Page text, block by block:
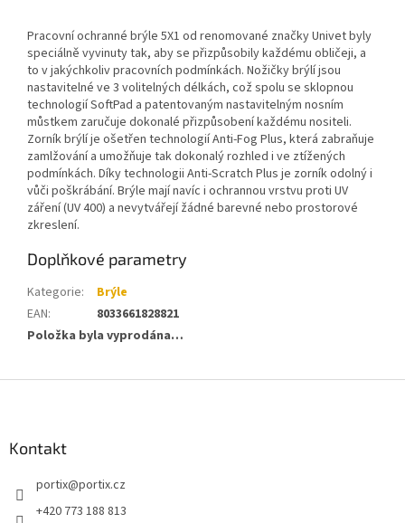
Pracovní ochranné brýle 5X1 od renomované značky Univet byly
speciálně vyvinuty tak, aby se přizpůsobily každému obličeji, a
to v jakýchkoliv pracovních podmínkách. Nožičky brýlí jsou
nastavitelné ve 3 volitelných délkách, což spolu se sklopnou
technologií SoftPad a patentovaným nastavitelným nosním
můstkem zaručuje dokonalé přizpůsobení každému nositeli.
Zorník brýlí je ošetřen technologií Anti-Fog Plus, která zabraňuje
zamlžování a umožňuje tak dokonalý rozhled i ve ztížených
podmínkách. Díky technologii Anti-Scratch Plus je zorník odolný i
vůči poškrábání. Brýle mají navíc i ochrannou vrstvu proti UV
záření (UV 400) a nevytvářejí žádné barevné nebo prostorové
zkreslení.
Doplňkové parametry
Kategorie:
Brýle
EAN:
8033661828821
Položka byla vyprodána…
Kontakt
portix@portix.cz
+420 773 188 813